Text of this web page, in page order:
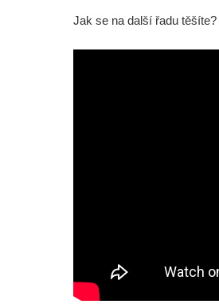
Jak se na další řadu těšíte?